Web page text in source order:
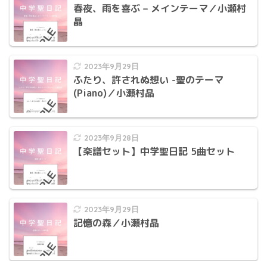
春夜、雨を喜ぶ – メインテーマ／小瀬村
晶
2023年9月29日
ふたり、許されぬ想い -聖のテーマ
(Piano)／小瀬村晶
2023年9月28日
【楽譜セット】中学聖日記 5曲セット
2023年9月29日
記憶の森／小瀬村晶